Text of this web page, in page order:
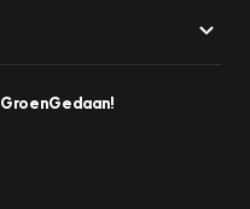
GroenGedaan!